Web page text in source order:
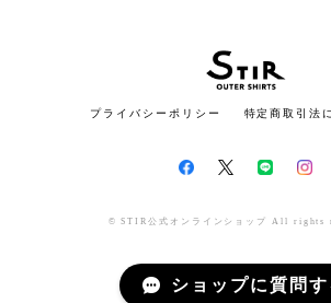
プライバシーポリシー 特定商取引法
© STIR公式オンラインショップ All rights
ショップに質問す